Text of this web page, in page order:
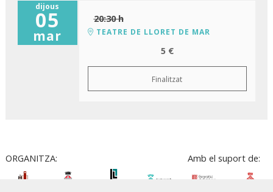
dijous
05
mar
20:30 h
TEATRE DE LLORET DE MAR
5 €
Finalitzat
ORGANITZA: Amb el suport de: